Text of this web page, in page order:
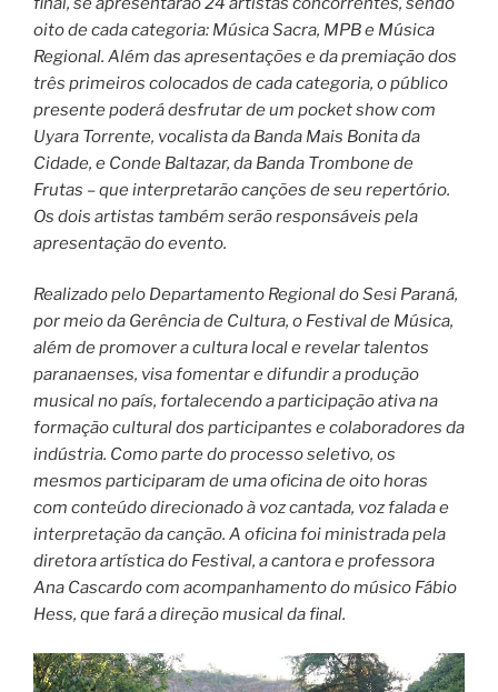
oito de cada categoria: Música Sacra, MPB e Música
Regional. Além das apresentações e da premiação dos
três primeiros colocados de cada categoria, o público
presente poderá desfrutar de um pocket show com
Uyara Torrente, vocalista da Banda Mais Bonita da
Cidade, e Conde Baltazar, da Banda Trombone de
Frutas – que interpretarão canções de seu repertório.
Os dois artistas também serão responsáveis pela
apresentação do evento.
Realizado pelo Departamento Regional do Sesi Paraná,
por meio da Gerência de Cultura, o Festival de Música,
além de promover a cultura local e revelar talentos
paranaenses, visa fomentar e difundir a produção
musical no país, fortalecendo a participação ativa na
formação cultural dos participantes e colaboradores da
indústria. Como parte do processo seletivo, os
mesmos participaram de uma oficina de oito horas
com conteúdo direcionado à voz cantada, voz falada e
interpretação da canção. A oficina foi ministrada pela
diretora artística do Festival, a cantora e professora
Ana Cascardo com acompanhamento do músico Fábio
Hess, que fará a direção musical da final.